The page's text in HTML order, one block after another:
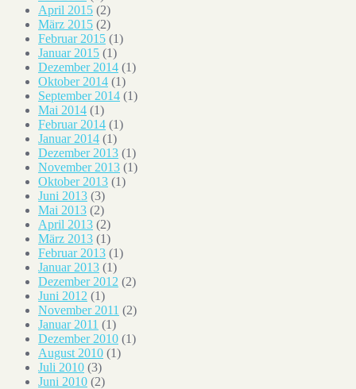
April 2015 (2)
März 2015 (2)
Februar 2015 (1)
Januar 2015 (1)
Dezember 2014 (1)
Oktober 2014 (1)
September 2014 (1)
Mai 2014 (1)
Februar 2014 (1)
Januar 2014 (1)
Dezember 2013 (1)
November 2013 (1)
Oktober 2013 (1)
Juni 2013 (3)
Mai 2013 (2)
April 2013 (2)
März 2013 (1)
Februar 2013 (1)
Januar 2013 (1)
Dezember 2012 (2)
Juni 2012 (1)
November 2011 (2)
Januar 2011 (1)
Dezember 2010 (1)
August 2010 (1)
Juli 2010 (3)
Juni 2010 (2)